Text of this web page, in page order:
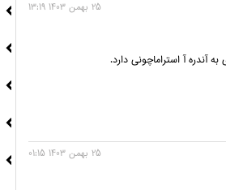
25 بهمن 1403 13:19
آندره آ استراماچونی دارد.
25 بهمن 1403 01:15